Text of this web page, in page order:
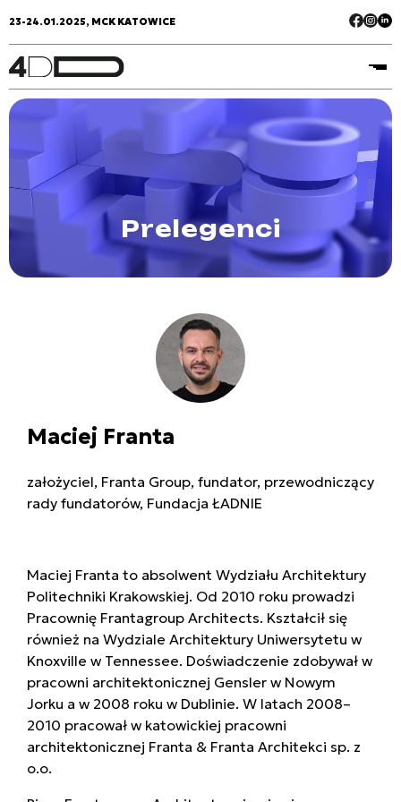
23-24.01.2025, MCK KATOWICE
Prelegenci
Maciej Franta
założyciel, Franta Group, fundator, przewodniczący
rady fundatorów, Fundacja ŁADNIE
Maciej Franta to absolwent Wydziału Architektury
Politechniki Krakowskiej. Od 2010 roku prowadzi
Pracownię Frantagroup Architects. Kształcił się
również na Wydziale Architektury Uniwersytetu w
Knoxville w Tennessee. Doświadczenie zdobywał w
pracowni architektonicznej Gensler w Nowym
Jorku a w 2008 roku w Dublinie. W latach 2008–
2010 pracował w katowickiej pracowni
architektonicznej Franta & Franta Architekci sp. z
o.o.